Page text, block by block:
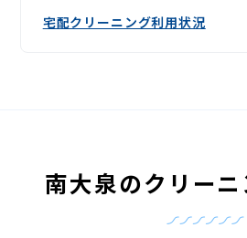
宅配クリーニング利用状況
南大泉のクリー